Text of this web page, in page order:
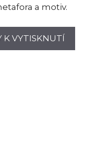
a motiv.
VYTISKNUTÍ